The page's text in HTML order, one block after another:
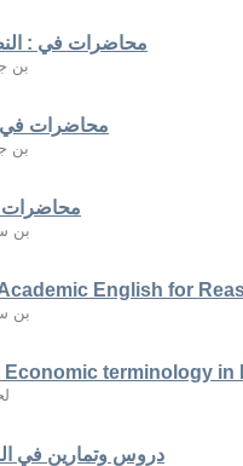
محاضرات في :
بن
محاضرات في
بن
محاضرات
بن
English for
بن
terminology in
دروس وتمارين في